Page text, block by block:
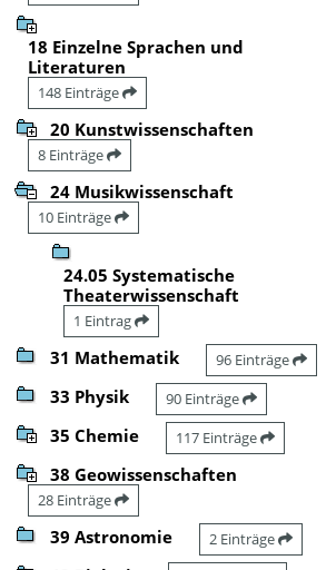
18 Einzelne Sprachen und
Literaturen
148 Einträge
20 Kunstwissenschaften
8 Einträge
24 Musikwissenschaft
10 Einträge
24.05 Systematische
Theaterwissenschaft
1 Eintrag
31 Mathematik 96 Einträge
33 Physik 90 Einträge
35 Chemie 117 Einträge
38 Geowissenschaften
28 Einträge
39 Astronomie 2 Einträge